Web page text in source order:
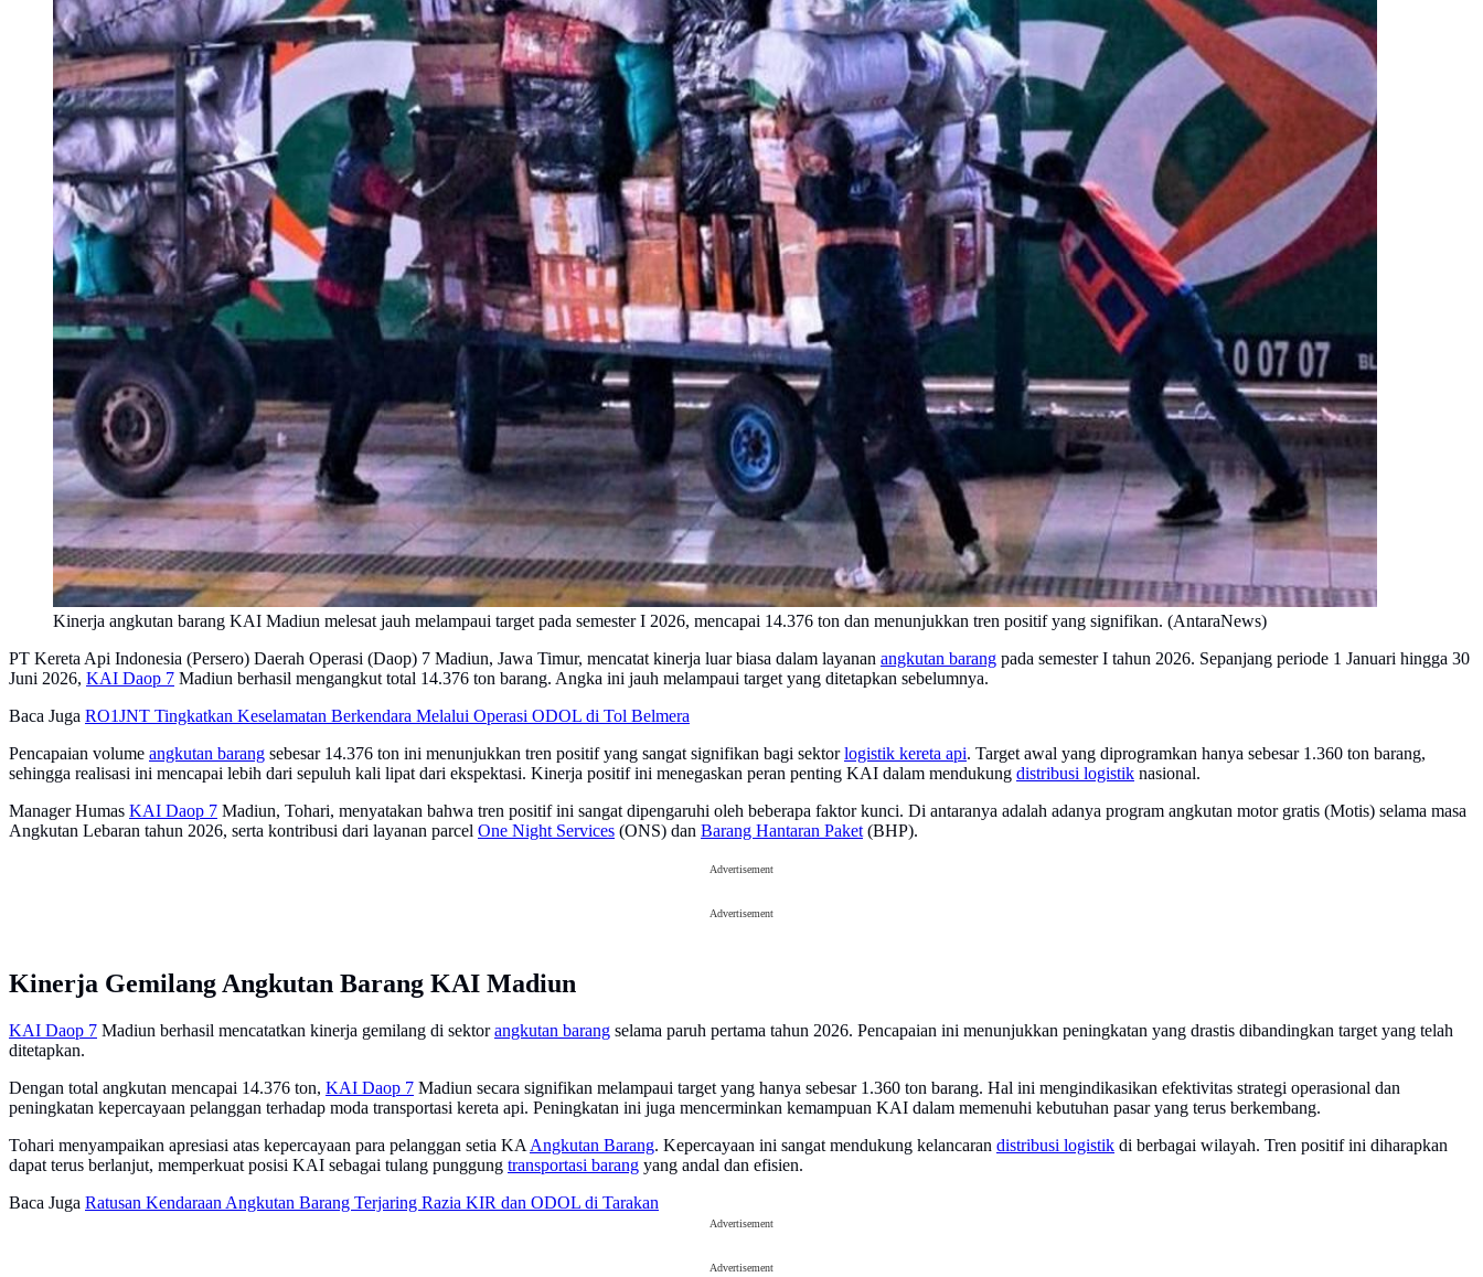
Kinerja angkutan barang KAI Madiun melesat jauh melampaui target pada semester I 2026, mencapai 14.376 ton dan menunjukkan tren positif yang signifikan. (AntaraNews)
PT Kereta Api Indonesia (Persero) Daerah Operasi (Daop) 7 Madiun, Jawa Timur, mencatat kinerja luar biasa dalam layanan angkutan barang pada semester I tahun 2026. Sepanjang periode 1 Januari hingga 30
Juni 2026, KAI Daop 7 Madiun berhasil mengangkut total 14.376 ton barang. Angka ini jauh melampaui target yang ditetapkan sebelumnya.
Baca Juga RO1JNT Tingkatkan Keselamatan Berkendara Melalui Operasi ODOL di Tol Belmera
Pencapaian volume angkutan barang sebesar 14.376 ton ini menunjukkan tren positif yang sangat signifikan bagi sektorlogistik kereta api. Target awal yang diprogramkan hanya sebesar 1.360 ton barang,
sehingga realisasi ini mencapai lebih dari sepuluh kali lipat dari ekspektasi. Kinerja positif ini menegaskan peran penting KAI dalam mendukung distribusi logistik nasional.
Manager Humas KAI Daop 7 Madiun, Tohari, menyatakan bahwa tren positif ini sangat dipengaruhi oleh beberapa faktor kunci. Di antaranya adalah adanya program angkutan motor gratis (Motis) selama masa
Angkutan Lebaran tahun 2026, serta kontribusi dari layanan parcel One Night Services (ONS) dan Barang Hantaran Paket (BHP).
Advertisement
Advertisement
Kinerja Gemilang Angkutan Barang KAI Madiun
KAI Daop 7 Madiun berhasil mencatatkan kinerja gemilang di sektorangkutan barang selama paruh pertama tahun 2026. Pencapaian ini menunjukkan peningkatan yang drastis dibandingkan target yang telah
ditetapkan.
Dengan total angkutan mencapai 14.376 ton, KAI Daop 7 Madiun secara signifikan melampaui target yang hanya sebesar 1.360 ton barang. Hal ini mengindikasikan efektivitas strategi operasional dan
peningkatan kepercayaan pelanggan terhadap moda transportasi kereta api. Peningkatan ini juga mencerminkan kemampuan KAI dalam memenuhi kebutuhan pasar yang terus berkembang.
Tohari menyampaikan apresiasi atas kepercayaan para pelanggan setia KA Angkutan Barang. Kepercayaan ini sangat mendukung kelancaran distribusi logistik di berbagai wilayah. Tren positif ini diharapkan
dapat terus berlanjut, memperkuat posisi KAI sebagai tulang punggung transportasi barang yang andal dan efisien.
Baca Juga Ratusan Kendaraan Angkutan Barang Terjaring Razia KIR dan ODOL di Tarakan
Advertisement
Advertisement